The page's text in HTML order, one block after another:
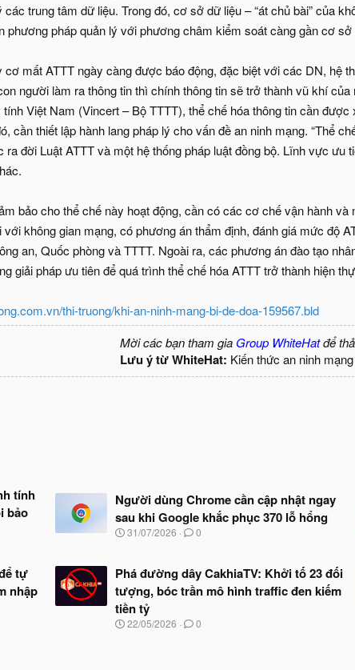
trung tâm dữ liệu. Trong đó, cơ sở dữ liệu – “át chủ bài” của
phương pháp quản lý với phương châm kiểm soát càng gần cơ sở
cơ mất ATTT ngày càng được báo động, đặc biệt với các DN, hệ
người làm ra thông tin thì chính thông tin sẽ trở thành vũ khí
Việt Nam (Vincert – Bộ TTTT), thể chế hóa thông tin cần
cần thiết lập hành lang pháp lý cho vấn đề an ninh mạng. “Thể
đời Luật ATTT và một hệ thống pháp luật đồng bộ. Lĩnh vực ưu
bảo cho thể chế này hoạt động, cần có các cơ chế vận hành
với không gian mạng, có phương án thẩm định, đánh giá mức độ
an, Quốc phòng và TTTT. Ngoài ra, các phương án đào tạo
giải pháp ưu tiên để quá trình thể chế hóa ATTT trở thành hiện
thi-truong/khi-an-ninh-mang-bi-de-doa-159567.bld
Mời các bạn tham gia Group WhiteHatđể
Lưu ý từ WhiteHat: Kiến thức an ninh
tính
bảo
Người dùng Chrome cần cập nhật ngay
sau khi Google khắc phục 370 lỗ hổng
N
y
b
ắ
t
đ
31/07/2026 0
tự
nhập
Phá đường dây CakhiaTV: Khởi tố 23 đối
tượng, bóc trần mô hình traffic đen kiếm
tiền tỷ
N
22/05/2026 0